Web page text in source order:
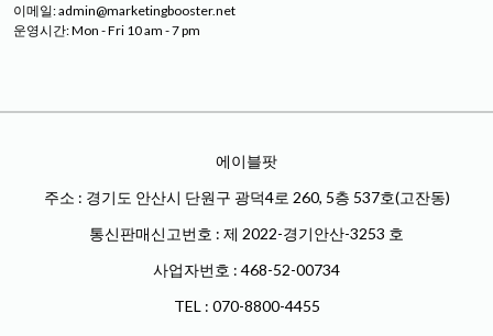
이메일: admin@marketingbooster.net
운영시간: Mon - Fri 10 am - 7 pm
에이블팟
주소 : 경기도 안산시 단원구 광덕4로 260, 5층 537호(고잔동)
통신판매신고번호 : 제 2022-경기안산-3253 호
사업자번호 : 468-52-00734
TEL : 070-8800-4455